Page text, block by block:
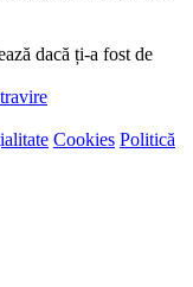
dacă ți-a fost de
Cookies Politică